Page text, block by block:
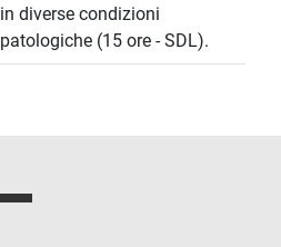
in diverse condizioni
patologiche (15 ore - SDL).